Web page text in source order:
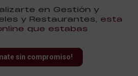
en Gestión y
y Restaurantes, esta
que estabas
sin compromiso!